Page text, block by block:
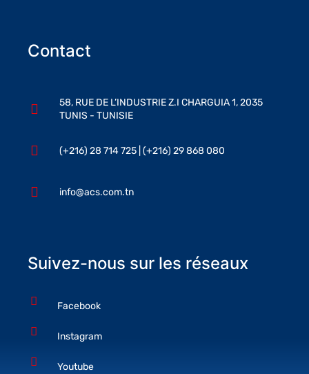
Contact
58, RUE DE L’INDUSTRIE Z.I CHARGUIA 1, 2035
TUNIS - TUNISIE
(+216) 28 714 725 | (+216) 29 868 080
info@acs.com.tn
Suivez-nous sur les réseaux
Facebook
Instagram
Youtube